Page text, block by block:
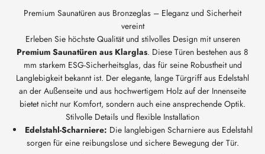
Premium Saunatüren aus Bronzeglas – Eleganz und Sicherheit
vereint
Erleben Sie höchste Qualität und stilvolles Design mit unseren
Premium Saunatüren aus Klarglas. Diese Türen bestehen aus 8
mm starkem ESG-Sicherheitsglas, das für seine Robustheit und
Langlebigkeit bekannt ist. Der elegante, lange Türgriff aus Edelstahl
an der Außenseite und aus hochwertigem Holz auf der Innenseite
bietet nicht nur Komfort, sondern auch eine ansprechende Optik.
Stilvolle Details und flexible Installation
Edelstahl-Scharniere: Die langlebigen Scharniere aus Edelstahl
sorgen für eine reibungslose und sichere Bewegung der Tür.